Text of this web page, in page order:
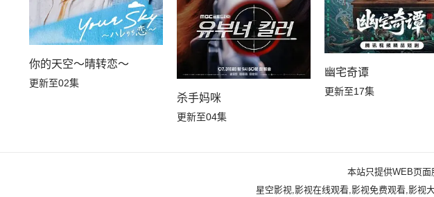
你的天空～晴转恋～
更新至02集
杀手妈咪
更新至04集
幽宅奇谭
更新至17集
本站只提供WEB页面
星空影视,影视在线观看,影视免费观看,影视